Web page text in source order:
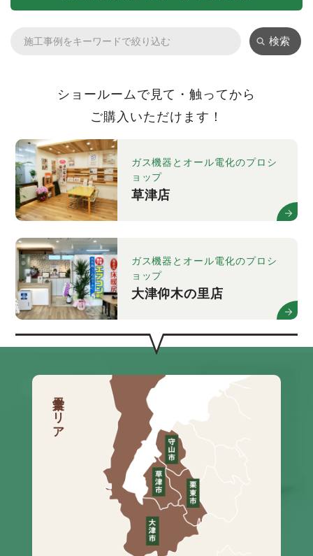
検索
ショールームで見て・触ってから
ご購入いただけます！
ガス機器とオール電化のプロシ
ョップ
草津店
ガス機器とオール電化のプロシ
ョップ
大津仰木の里店
営業エリア